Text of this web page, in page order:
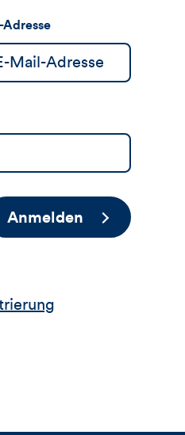
Adresse
Anmelden